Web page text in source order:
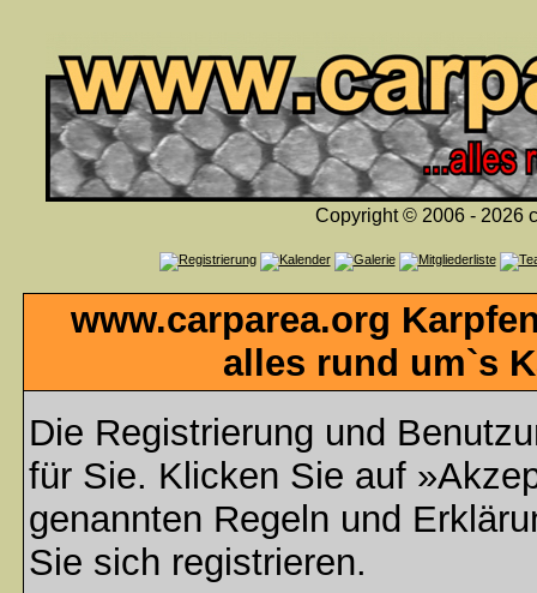
Copyright © 2006 - 2026
www.carparea.org
alles rund um`s
Die Registrierung und
für Sie. Klicken Sie auf
genannten Regeln und
Sie sich registrieren.